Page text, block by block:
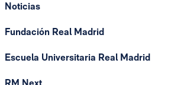
Noticias
Fundación Real Madrid
Escuela Universitaria Real Madrid